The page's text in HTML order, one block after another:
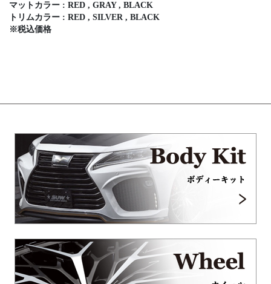
マットカラー : RED , GRAY , BLACK
トリムカラー : RED , SILVER , BLACK
※税込価格